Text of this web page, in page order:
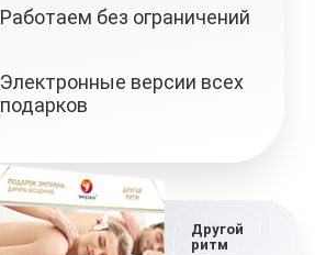
Работаем без ограничений
Электронные версии всех
подарков
Другой
ритм